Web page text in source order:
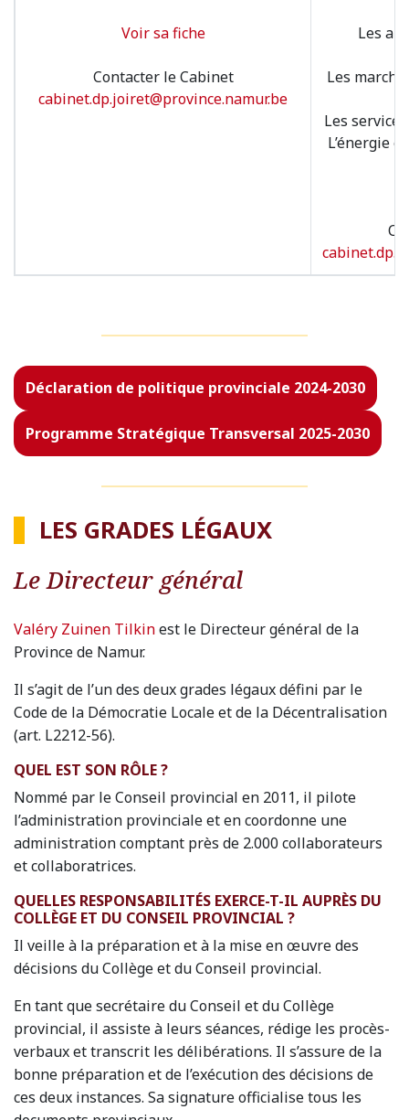
Voir sa fiche
Contacter le Cabinet
cabinet.dp.joiret@province.namur.be
Les
Les
Les
L’énergie
Déclaration de politique provinciale 2024-2030
Programme Stratégique Transversal 2025-2030
LES GRADES LÉGAUX
Le Directeur général
Valéry Zuinen Tilkinest le Directeur général de la
Province de Namur.
Il s’agit de l’un des deux grades légaux défini par le
Code de la Démocratie Locale et de la Décentralisation
(art. L2212-56).
QUEL EST SON RÔLE ?
Nommé par le Conseil provincial en 2011, il pilote
l’administration provinciale et en coordonne une
administration comptant près de 2.000 collaborateurs
et collaboratrices.
QUELLES RESPONSABILITÉS EXERCE-T-IL AUPRÈS DU
COLLÈGE ET DU CONSEIL PROVINCIAL ?
Il veille à la préparation et à la mise en œuvre des
décisions du Collège et du Conseil provincial.
En tant que secrétaire du Conseil et du Collège
provincial, il assiste à leurs séances, rédige les procès-
verbaux et transcrit les délibérations. Il s’assure de la
bonne préparation et de l’exécution des décisions de
ces deux instances. Sa signature officialise tous les